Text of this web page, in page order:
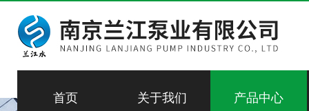
首页 关于我们 产品中心